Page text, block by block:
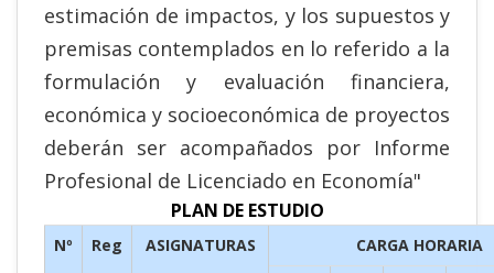
estimación de impactos, y los supuestos y
premisas contemplados en lo referido a la
formulación y evaluación financiera,
económica y socioeconómica de proyectos
deberán ser acompañados por Informe
Profesional de Licenciado en Economía"
PLAN DE ESTUDIO
Nº Reg ASIGNATURAS
CARGA HORARIA